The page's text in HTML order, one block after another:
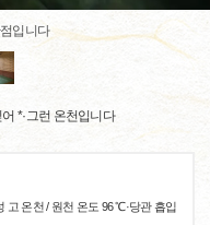
입니다
*·그런 온천입니다
고 온천 / 원천 온도 96 ℃·당관 흡입